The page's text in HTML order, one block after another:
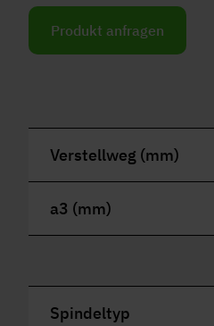
Produkt anfragen
Verstellweg (mm)
a3 (mm)
Spindeltyp